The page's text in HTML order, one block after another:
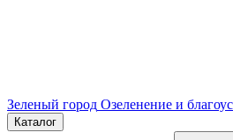
Зеленый город Озеленение и
Каталог